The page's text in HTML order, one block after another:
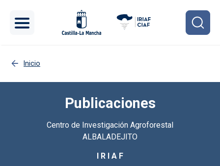
Inicio
Publicaciones
Centro de Investigación Agroforestal
ALBALADEJITO
I R I A F